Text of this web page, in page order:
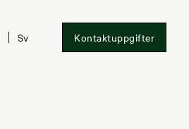
Sv Kontaktuppgifter